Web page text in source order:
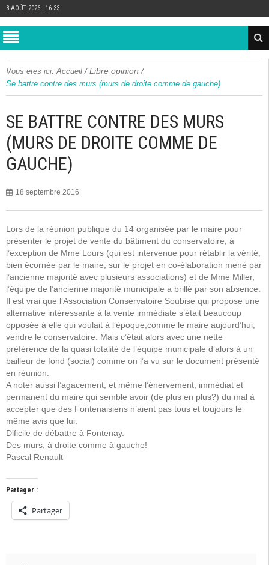
8 AOÛT 2026 | 16:33
Vous etes ici: Accueil /Libre opinion /
Se battre contre des murs (murs de droite comme de gauche)
SE BATTRE CONTRE DES MURS
(MURS DE DROITE COMME DE
GAUCHE)
18 septembre 2016
Lors de la réunion publique du 14 organisée par le maire pour
présenter le projet de vente du bâtiment du conservatoire, à
l’exception de Mme Lours (qui est intervenue pour rétablir la vérité,
bien écornée par le maire, sur le projet en co-élaboration mené par
l’ancienne majorité avec plusieurs associations) et de Mme Miller,
l’équipe de l’ancienne majorité municipale a brillé par son absence.
Il est vrai que l’Association Conservatoire Soubise qui propose une
alternative intéressante à la vente immédiate s’était beaucoup
opposée à elle qui voulait à l’époque,comme le maire aujourd’hui,
vendre le conservatoire. Mais c’était alors avec une nette
préférence de la quasi totalité de l’équipe municipale d’alors à un
bailleur de fond (social) comme on l’a vu sur le document présenté
en réunion.
A noter aussi l’agacement, et même l’énervement, immédiat et
permanent du maire qui semble avoir (de plus en plus?) du mal à
accepter que des Fontenaisiens n’aient pas tous et toujours le
même avis que lui.
Dificile de débattre à Fontenay.
Des murs, à droite comme à gauche!
Pascal Renault
Partager :
Partager